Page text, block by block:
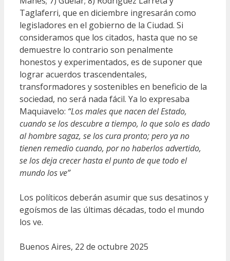
Taglaferri, que en diciembre ingresarán como
legisladores en el gobierno de la Ciudad. Si
consideramos que los citados, hasta que no se
demuestre lo contrario son penalmente
honestos y experimentados, es de suponer que
lograr acuerdos trascendentales,
transformadores y sostenibles en beneficio de la
sociedad, no será nada fácil. Ya lo expresaba
Maquiavelo: “Los males que nacen del Estado,
cuando se los descubre a tiempo, lo que solo es dado
al hombre sagaz, se los cura pronto; pero ya no
tienen remedio cuando, por no haberlos advertido,
se los deja crecer hasta el punto de que todo el
mundo los ve”
Los políticos deberán asumir que sus desatinos y
egoísmos de las últimas décadas, todo el mundo
los ve.
Buenos Aires, 22 de octubre 2025